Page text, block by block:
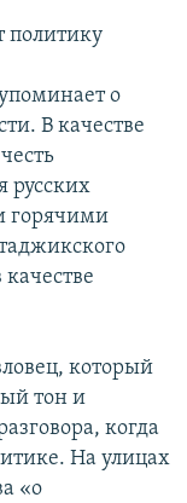
политику
о
В качестве
русских
горячими
который
тон и
когда
На улицах
«о